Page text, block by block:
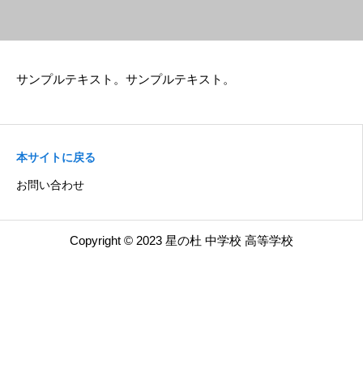
サンプルテキスト。サンプルテキスト。
本サイトに戻る
お問い合わせ
Copyright © 2023 星の杜 中学校 高等学校